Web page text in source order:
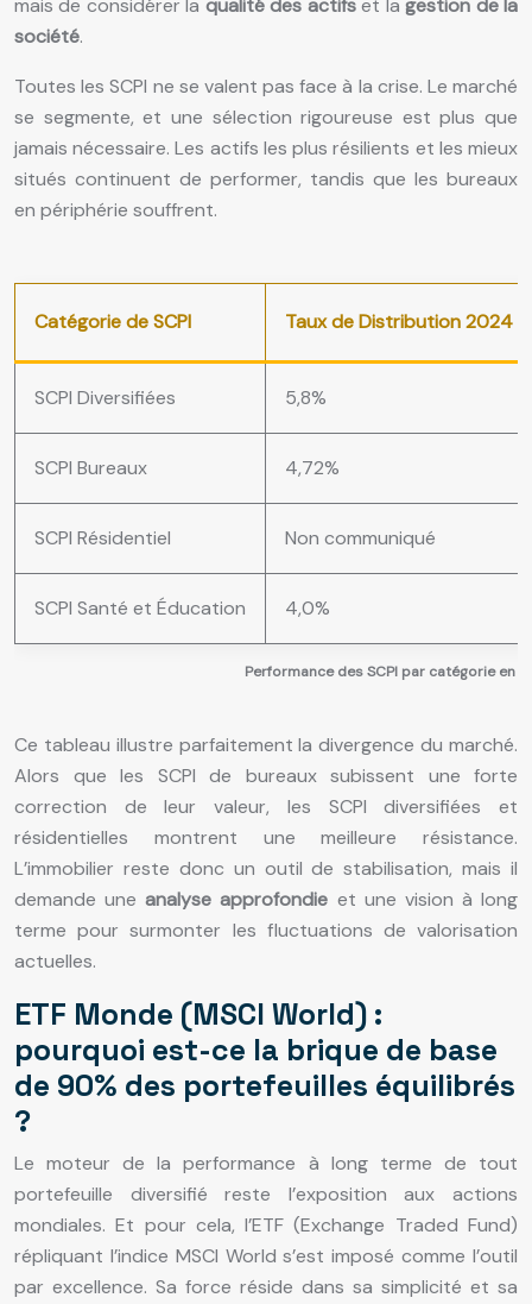
mais de considérer la qualité des actifset lagestion de la
société.
Toutes les SCPI ne se valent pas face à la crise. Le marché
se segmente, et une sélection rigoureuse est plus que
jamais nécessaire. Les actifs les plus résilients et les mieux
situés continuent de performer, tandis que les bureaux
en périphérie souffrent.
Performance des SCPI par catégorie en
Catégorie de SCPI Taux de Distribution 2024
SCPI Diversifiées 5,8%
SCPI Bureaux 4,72%
SCPI Résidentiel Non communiqué
SCPI Santé et Éducation 4,0%
Ce tableau illustre parfaitement la divergence du marché.
Alors que les SCPI de bureaux subissent une forte
correction de leur valeur, les SCPI diversifiées et
résidentielles montrent une meilleure résistance.
L’immobilier reste donc un outil de stabilisation, mais il
demande uneanalyse approfondie et une vision à long
terme pour surmonter les fluctuations de valorisation
actuelles.
ETF Monde (MSCI World) :
pourquoi est-ce la brique de base
de 90% des portefeuilles équilibrés
?
Le moteur de la performance à long terme de tout
portefeuille diversifié reste l’exposition aux actions
mondiales. Et pour cela, l’ETF (Exchange Traded Fund)
répliquant l’indice MSCI World s’est imposé comme l’outil
par excellence. Sa force réside dans sa simplicité et sa